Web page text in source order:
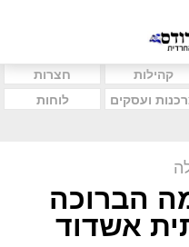
קהילות
חצרות
ועסקים
לוחות
הברוכה
אשדוד